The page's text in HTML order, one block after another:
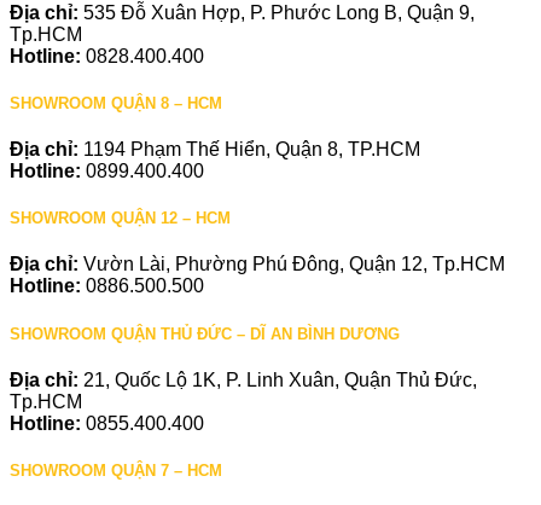
Địa chỉ: 535 Đỗ Xuân Hợp, P. Phước Long B, Quận 9,
Tp.HCM
Hotline: 0828.400.400
SHOWROOM QUẬN 8 – HCM
Địa chỉ: 1194 Phạm Thế Hiển, Quận 8, TP.HCM
Hotline: 0899.400.400
SHOWROOM QUẬN 12 – HCM
Địa chỉ: Vườn Lài, Phường Phú Đông, Quận 12, Tp.HCM
Hotline: 0886.500.500
SHOWROOM QUẬN THỦ ĐỨC – DĨ AN BÌNH DƯƠNG
Địa chỉ: 21, Quốc Lộ 1K, P. Linh Xuân, Quận Thủ Đức,
Tp.HCM
Hotline: 0855.400.400
SHOWROOM QUẬN 7 – HCM